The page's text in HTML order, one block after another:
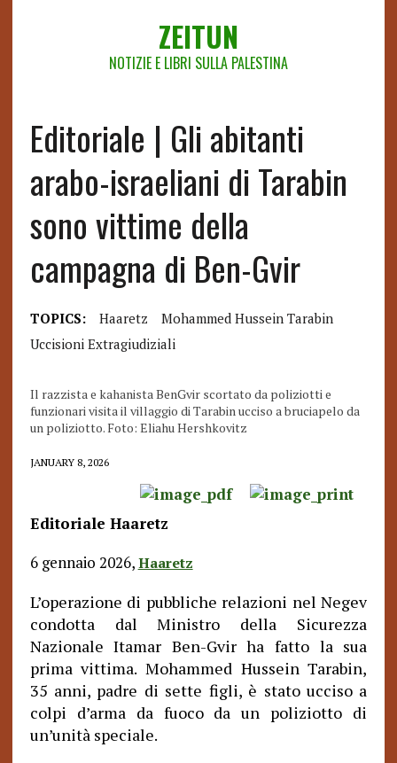
ZEITUN
NOTIZIE E LIBRI SULLA PALESTINA
Editoriale | Gli abitanti
arabo-israeliani di Tarabin
sono vittime della
campagna di Ben-Gvir
TOPICS: Haaretz
Mohammed Hussein Tarabin
Uccisioni Extragiudiziali
Il razzista e kahanista BenGvir scortato da poliziotti e
funzionari visita il villaggio di Tarabin ucciso a bruciapelo da
un poliziotto. Foto: Eliahu Hershkovitz
JANUARY 8, 2026
Editoriale Haaretz
6 gennaio 2026,Haaretz
L’operazione di pubbliche relazioni nel Negev
condotta dal Ministro della Sicurezza
Nazionale Itamar Ben-Gvir ha fatto la sua
prima vittima. Mohammed Hussein Tarabin,
35 anni, padre di sette figli, è stato ucciso a
colpi d’arma da fuoco da un poliziotto di
un’unità speciale.